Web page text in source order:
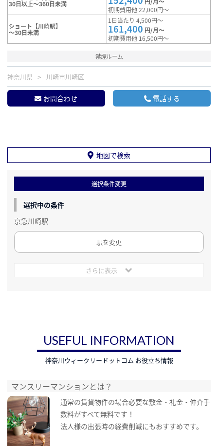
30日以上～360日未満
初期費用他 22,000円～
ショート【川崎駅】
～30日未満
1日当たり 4,500円～
161,400 円/月～
初期費用他 16,500円～
禁煙ルーム
神奈川県 川崎市川崎区
お問合わせ 電話する
地図で検索
選択条件変更
選択中の条件
京急川崎駅
駅を変更
さらに表示
USEFUL INFORMATION
神奈川ウィークリードットコム お役立ち情報
マンスリーマンションとは？
通常の賃貸物件の場合必要な敷金・礼金・仲介手
数料がすべて無料です！
法人様の出張時の経費削減にもおすすめです。